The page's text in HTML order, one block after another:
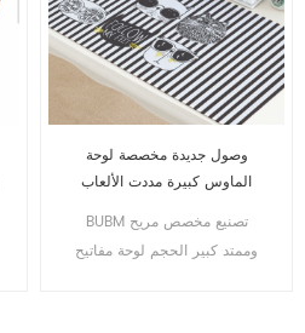
وصول جديدة مخصصة لوحة
الماوس كبيرة مددت الألعاب
BUBM تصنيع مخصص مريح
وممتد كبير الحجم لوحة مفاتيح